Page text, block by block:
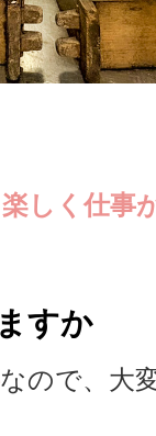
楽しく仕事
すか
なので、大